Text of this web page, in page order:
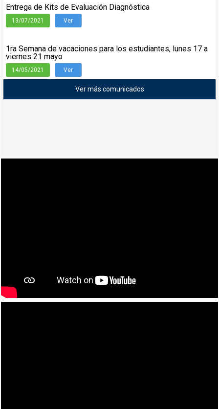
Entrega de Kits de Evaluación Diagnóstica
13/07/2021 Ver
1ra Semana de vacaciones para los estudiantes, lunes 17 a
viernes 21 mayo
14/05/2021 Ver
Ver más comunicados